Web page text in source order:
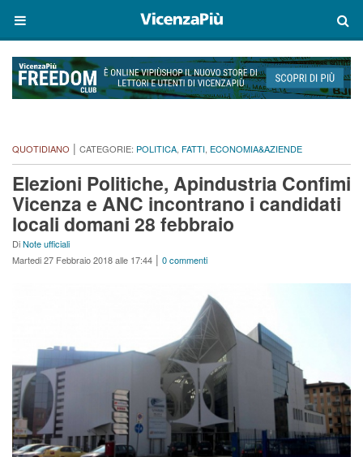
QUOTIDIANO | CATEGORIE: POLITICA, FATTI, ECONOMIA&AZIENDE
Elezioni Politiche, Apindustria Confimi
Vicenza e ANC incontrano i candidati
locali domani 28 febbraio
DiNote ufficiali
Martedi 27 Febbraio 2018 alle 17:44 | 0 commenti